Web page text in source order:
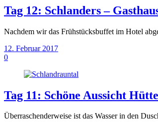
Tag 12: Schlanders –
Nachdem wir das Frühstücksbuffet im Hotel
12. Februar 2017
0
Tag 11: Schöne Aussicht
Überraschenderweise ist das Wasser in den